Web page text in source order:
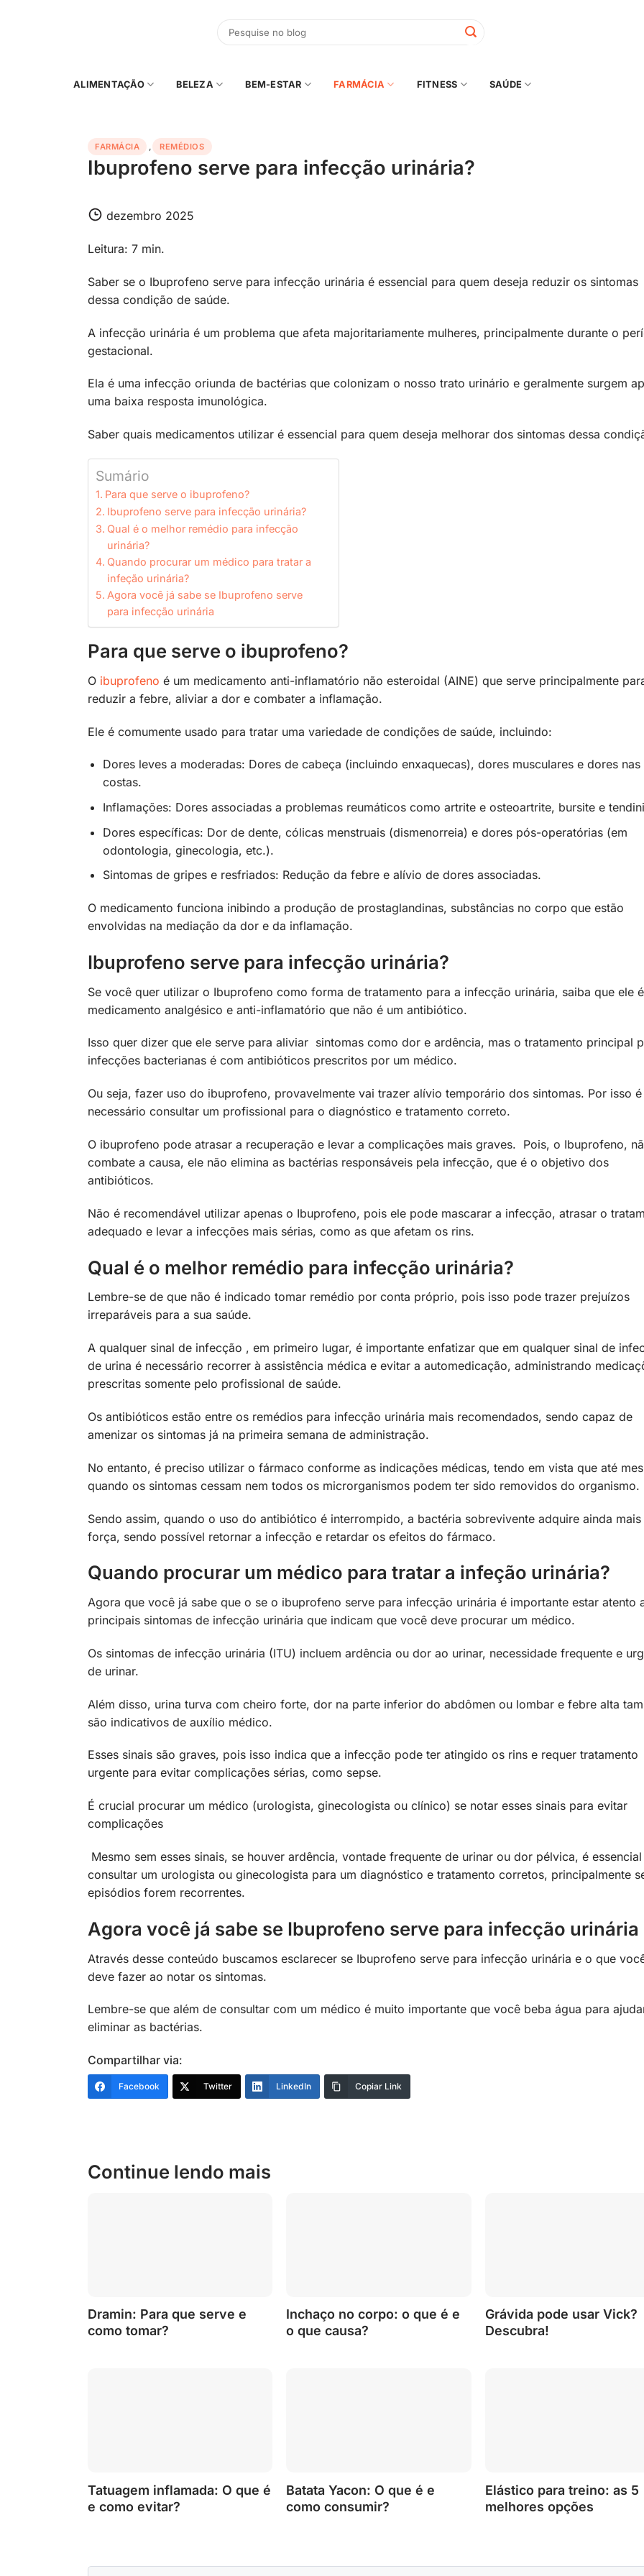
ALIMENTAÇÃO BELEZA BEM-ESTAR FARMÁCIA FITNESS SAÚDE
FARMÁCIA , REMÉDIOS
Ibuprofeno serve para infecção urinária?
dezembro 2025
Leitura: 7 min.
Saber se o Ibuprofeno serve para infecção urinária é essencial para quem deseja reduzir os sintomas
dessa condição de saúde.
A infecção urinária é um problema que afeta majoritariamente mulheres, principalmente durante o
gestacional.
Ela é uma infecção oriunda de bactérias que colonizam o nosso trato urinário e geralmente surgem
uma baixa resposta imunológica.
Saber quais medicamentos utilizar é essencial para quem deseja melhorar dos sintomas dessa
Sumário
Para que serve o ibuprofeno?
Ibuprofeno serve para infecção urinária?
Qual é o melhor remédio para infecção
urinária?
Quando procurar um médico para tratar a
infeção urinária?
Agora você já sabe se Ibuprofeno serve
para infecção urinária
Para que serve o ibuprofeno?
O ibuprofeno é um medicamento anti-inflamatório não esteroidal (AINE) que serve principalmente
reduzir a febre, aliviar a dor e combater a inflamação.
Ele é comumente usado para tratar uma variedade de condições de saúde, incluindo:
Dores leves a moderadas: Dores de cabeça (incluindo enxaquecas), dores musculares e dores nas
costas.
Inflamações: Dores associadas a problemas reumáticos como artrite e osteoartrite, bursite e
Dores específicas: Dor de dente, cólicas menstruais (dismenorreia) e dores pós-operatórias (em
odontologia, ginecologia, etc.).
Sintomas de gripes e resfriados: Redução da febre e alívio de dores associadas.
O medicamento funciona inibindo a produção de prostaglandinas, substâncias no corpo que estão
envolvidas na mediação da dor e da inflamação.
Ibuprofeno serve para infecção urinária?
Se você quer utilizar o Ibuprofeno como forma de tratamento para a infecção urinária, saiba que ele
medicamento analgésico e anti-inflamatório que não é um antibiótico.
Isso quer dizer que ele serve para aliviar sintomas como dor e ardência, mas o tratamento principal
infecções bacterianas é com antibióticos prescritos por um médico.
Ou seja, fazer uso do ibuprofeno, provavelmente vai trazer alívio temporário dos sintomas. Por isso é
necessário consultar um profissional para o diagnóstico e tratamento correto.
O ibuprofeno pode atrasar a recuperação e levar a complicações mais graves. Pois, o Ibuprofeno,
combate a causa, ele não elimina as bactérias responsáveis pela infecção, que é o objetivo dos
antibióticos.
Não é recomendável utilizar apenas o Ibuprofeno, pois ele pode mascarar a infecção, atrasar o
adequado e levar a infecções mais sérias, como as que afetam os rins.
Qual é o melhor remédio para infecção urinária?
Lembre-se de que não é indicado tomar remédio por conta próprio, pois isso pode trazer prejuízos
irreparáveis para a sua saúde.
A qualquer sinal de infecção , em primeiro lugar, é importante enfatizar que em qualquer sinal de
de urina é necessário recorrer à assistência médica e evitar a automedicação, administrando
prescritas somente pelo profissional de saúde.
Os antibióticos estão entre os remédios para infecção urinária mais recomendados, sendo capaz de
amenizar os sintomas já na primeira semana de administração.
No entanto, é preciso utilizar o fármaco conforme as indicações médicas, tendo em vista que até
quando os sintomas cessam nem todos os microrganismos podem ter sido removidos do organismo.
Sendo assim, quando o uso do antibiótico é interrompido, a bactéria sobrevivente adquire ainda mais
força, sendo possível retornar a infecção e retardar os efeitos do fármaco.
Quando procurar um médico para tratar a infeção urinária?
Agora que você já sabe que o se o ibuprofeno serve para infecção urinária é importante estar atento
principais sintomas de infecção urinária que indicam que você deve procurar um médico.
Os sintomas de infecção urinária (ITU) incluem ardência ou dor ao urinar, necessidade frequente e
de urinar.
Além disso, urina turva com cheiro forte, dor na parte inferior do abdômen ou lombar e febre alta
são indicativos de auxílio médico.
Esses sinais são graves, pois isso indica que a infecção pode ter atingido os rins e requer tratamento
urgente para evitar complicações sérias, como sepse.
É crucial procurar um médico (urologista, ginecologista ou clínico) se notar esses sinais para evitar
complicações
Mesmo sem esses sinais, se houver ardência, vontade frequente de urinar ou dor pélvica, é essencial
consultar um urologista ou ginecologista para um diagnóstico e tratamento corretos, principalmente
episódios forem recorrentes.
Agora você já sabe se Ibuprofeno serve para infecção urinária
Através desse conteúdo buscamos esclarecer se Ibuprofeno serve para infecção urinária e o que
deve fazer ao notar os sintomas.
Lembre-se que além de consultar com um médico é muito importante que você beba água para
eliminar as bactérias.
Compartilhar via:
Facebook Twitter LinkedIn Copiar Link
Continue lendo mais
Dramin: Para que serve e
como tomar?
Inchaço no corpo: o que é e
o que causa?
Grávida pode usar Vick?
Descubra!
Tatuagem inflamada: O que é
e como evitar?
Batata Yacon: O que é e
como consumir?
Elástico para treino: as 5
melhores opções